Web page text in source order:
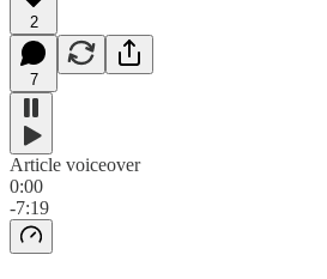
2
7
Article voiceover
0:00
-7:19